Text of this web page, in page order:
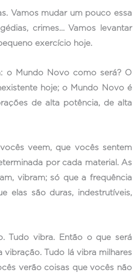
Vamos mudar um pouco essa
crimes… Vamos levantar
exercício hoje.
o Mundo Novo como será? O
hoje; o Mundo Novo é
de alta potência, de alta
veem, que vocês sentem
por cada material. As
vibram; só que a frequência
elas são duras, indestrutíveis,
Tudo vibra. Então o que será
vibração. Tudo lá vibra milhares
verão coisas que vocês não